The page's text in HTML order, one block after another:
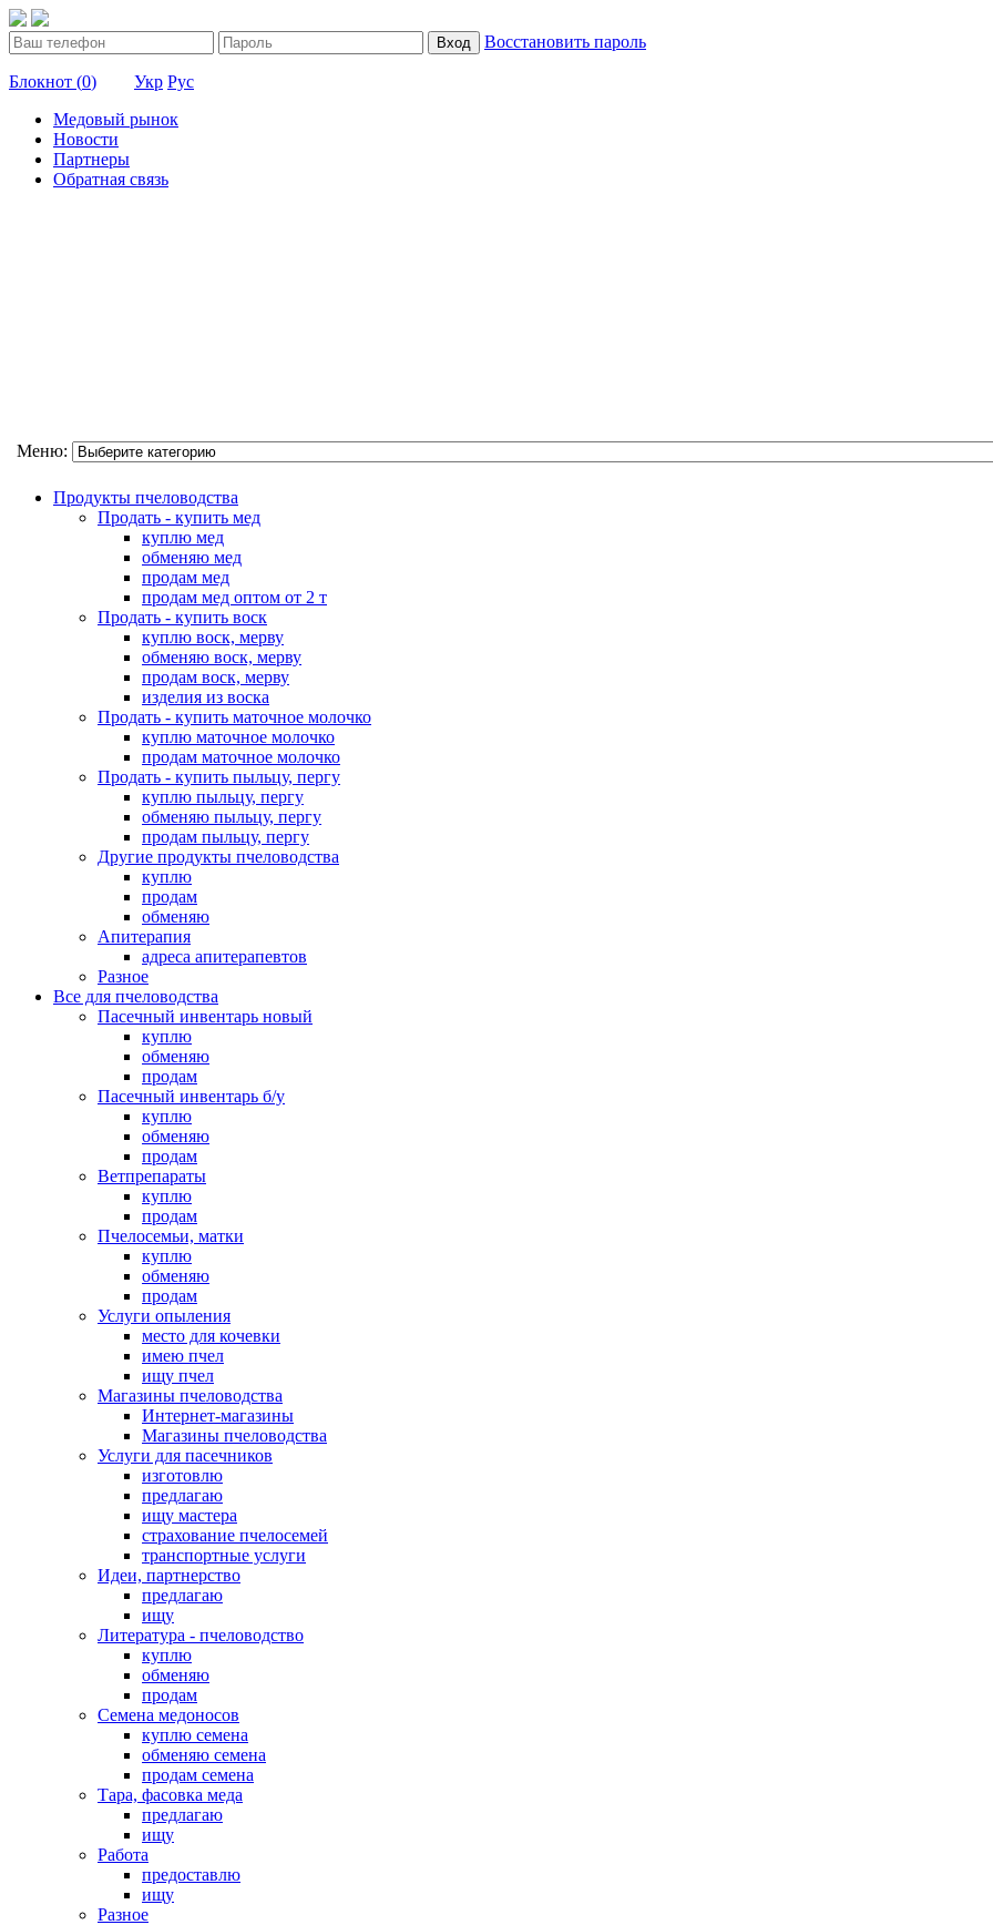
Вход Восстановить пароль
Блокнот (0) Укр Рус
Медовый рынок
Новости
Партнеры
Обратная связь
Меню:
Продукты пчеловодства
Продать - купить мед
куплю мед
обменяю мед
продам мед
продам мед оптом от 2 т
Продать - купить воск
куплю воск, мерву
обменяю воск, мерву
продам воск, мерву
изделия из воска
Продать - купить маточное молочко
куплю маточное молочко
продам маточное молочко
Продать - купить пыльцу, пергу
куплю пыльцу, пергу
обменяю пыльцу, пергу
продам пыльцу, пергу
Другие продукты пчеловодства
куплю
продам
обменяю
Апитерапия
адреса апитерапевтов
Разное
Все для пчеловодства
Пасечный инвентарь новый
куплю
обменяю
продам
Пасечный инвентарь б/у
куплю
обменяю
продам
Ветпрепараты
куплю
продам
Пчелосемьи, матки
куплю
обменяю
продам
Услуги опыления
место для кочевки
имею пчел
ищу пчел
Магазины пчеловодства
Интернет-магазины
Магазины пчеловодства
Услуги для пасечников
изготовлю
предлагаю
ищу мастера
страхование пчелосемей
транспортные услуги
Идеи, партнерство
предлагаю
ищу
Литература - пчеловодство
куплю
обменяю
продам
Семена медоносов
куплю семена
обменяю семена
продам семена
Тара, фасовка меда
предлагаю
ищу
Работа
предоставлю
ищу
Разное